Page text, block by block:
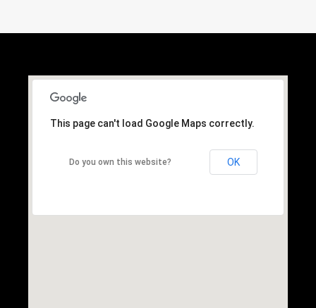
This page can't load Google Maps correctly.
Do you own this website? OK